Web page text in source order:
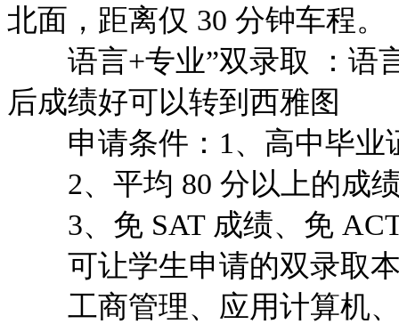
北面，距离仅 30 分钟车程。
语言+专业”双录取 ：语
后成绩好可以转到西雅图
申请条件：1、高中毕业
2、平均 80 分以上的成
3、免 SAT 成绩、免 ACT
可让学生申请的双录取本
工商管理、应用计算机、